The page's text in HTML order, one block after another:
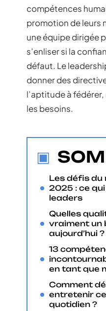
compétences
promotion de leurs
une équipe dirigée
s’enliser si la
défaut. Le
donner des
l’aptitude à
les besoins.
Les défis du
2025 : ce
leaders
Quelles
vraiment un
aujourd’hui ?
13
en tant que
Comment
entretenir
quotidien ?